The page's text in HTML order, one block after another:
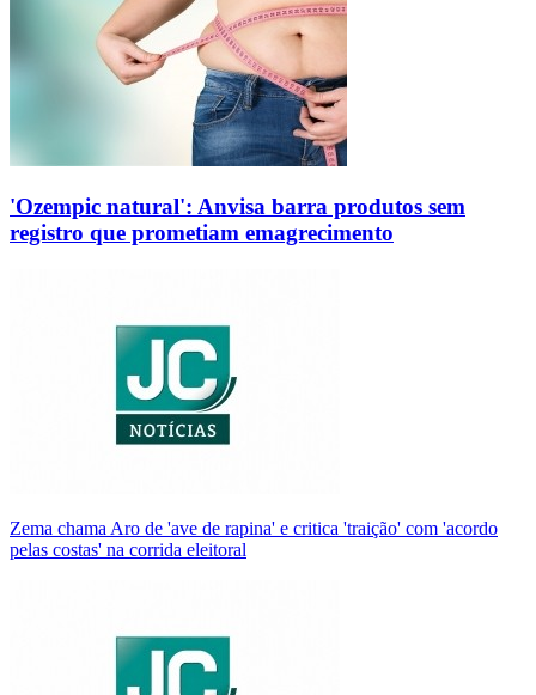
'Ozempic natural': Anvisa barra produtos sem
registro que prometiam emagrecimento
Zema chama Aro de 'ave de rapina' e critica 'traição' com 'acordo
pelas costas' na corrida eleitoral